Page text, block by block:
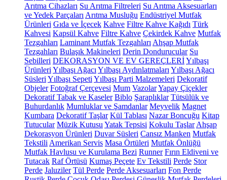
Arıtma Cihazları Su Arıtma Filtreleri Su Arıtma Aksesuarları
ve Yedek Parçaları Arıtma Musluğu Endüstriyel Mutfak
Ürünleri Gıda ve İçecek Kahve Filtre Kahve Kağıdı Türk
Kahvesi Kapsül Kahve Filtre Kahve Çekirdek Kahve Mutfak
Tezgahları Laminant Mutfak Tezgahları Ahşap Mutfak
Tezgahları Bulaşık Makineleri Derin Dondurucular Su
Sebilleri DEKORASYON VE EV GEREÇLERİYılbaşı
Ürünleri Yılbaşı Ağacı Yılbaşı Aydınlatmaları Yılbaşı Ağacı
Süsleri Yılbaşı Sepeti Yılbaşı Parti Malzemeleri Dekoratif
Objeler Fotoğraf Çerçevesi Mum VazolarYapay Çiçekler
Dekoratif Tabak ve Kaseler Biblo Şaraplıklar Tütsülük ve
Buhurdanlık Mumluklar ve Şamdanlar Meyvelik Magnet
Kumbara Dekoratif Taşlar Kül Tablası Nazar Boncuğu Kitap
Tutucular Müzik Kutusu Yatak Tepsisi Kokulu Taşlar Ahşap
Dekorasyon Ürünleri Duvar Süsleri Cansız Manken Mutfak
Tekstili Amerikan Servis Masa Örtüleri Mutfak Önlüğü
Mutfak Havlusu ve Kurulama Bezi Runner Fırın Eldiveni ve
Tutacak Raf Örtüsü Kumaş Peçete Ev Tekstili Perde Stor
Perde Jaluziler Tül Perde Perde Aksesuarları Fon Perde